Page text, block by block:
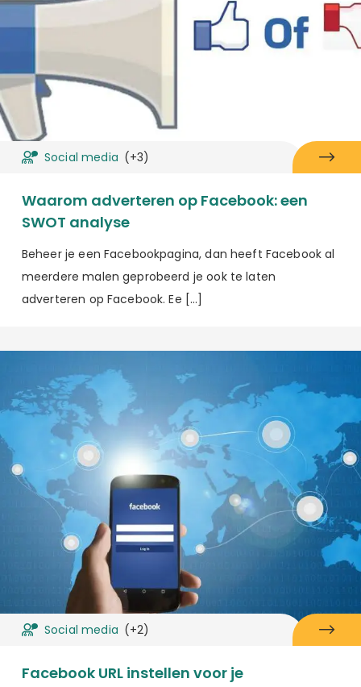
Social media (+3)
Waarom adverteren op Facebook: een
SWOT analyse
Beheer je een Facebookpagina, dan heeft Facebook al
meerdere malen geprobeerd je ook te laten
adverteren op Facebook. Ee […]
Social media (+2)
Facebook URL instellen voor je